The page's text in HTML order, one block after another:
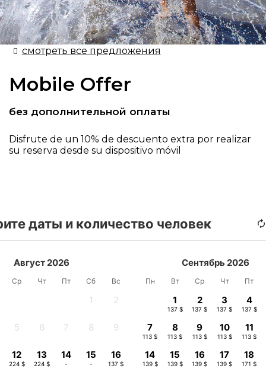
смотреть все предложения
Mobile Offer
без дополнительной оплаты​
Disfrute de un 10% de descuento extra por realizar
su reserva desde su dispositivo móvil
даты и количество человек
Август 2026
Ср Чт Пт Сб Вс
1 2
5 6 7 8 9
12
224 $
13
224 $
14
-
15
-
16
137 $
Сентябрь 2026
Пн Вт Ср Чт Пт
1
137 $
2
137 $
3
137 $
4
137 $
7
113 $
8
113 $
9
113 $
10
113 $
11
113 $
14
139 $
15
139 $
16
139 $
17
139 $
18
171 $